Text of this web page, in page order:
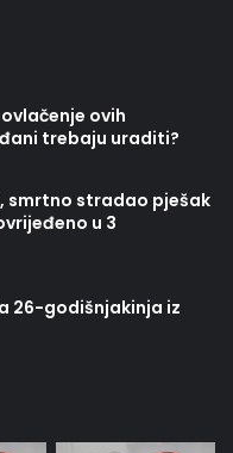
ovih
trebaju uraditi?
smrtno stradao pješak
u 3
26-godišnjakinja iz